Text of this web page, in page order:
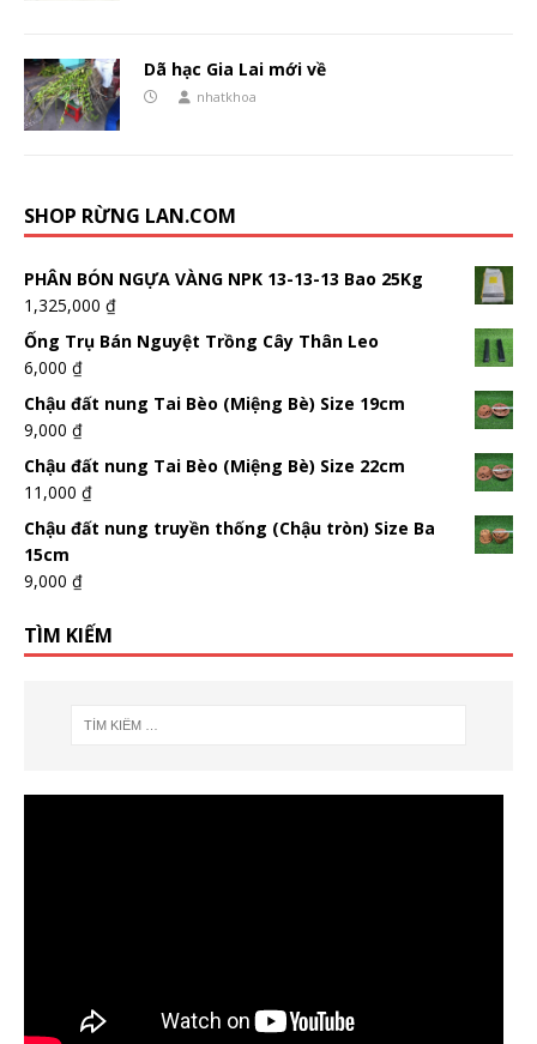
Dã hạc Gia Lai mới về
nhatkhoa
SHOP RỪNG LAN.COM
PHÂN BÓN NGỰA VÀNG NPK 13-13-13 Bao 25Kg
1,325,000 ₫
Ống Trụ Bán Nguyệt Trồng Cây Thân Leo
6,000 ₫
Chậu đất nung Tai Bèo (Miệng Bè) Size 19cm
9,000 ₫
Chậu đất nung Tai Bèo (Miệng Bè) Size 22cm
11,000 ₫
Chậu đất nung truyền thống (Chậu tròn) Size Ba
15cm
9,000 ₫
TÌM KIẾM